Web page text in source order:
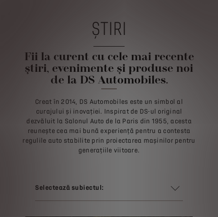
ȘTIRI
Fii la curent cu cele mai recente
știri, evenimente și produse noi
de la DS Automobiles.
Creat în 2014, DS Automobiles este un simbol al
curajului și inovației. Inspirat de DS-ul original
dezvăluit la Salonul Auto de la Paris din 1955, acesta
reunește cea mai bună experiență pentru a contesta
regulile auto stabilite prin proiectarea mașinilor pentru
generațiile viitoare.
Selectează subiectul: